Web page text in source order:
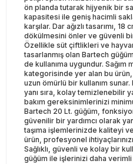
ön planda tutarak hijyenik bir
kapasitesi ile geniş hacimli
karşılar. Dar ağızlı tasarımı, 18
dökülmesini önler ve güvenli
Özellikle süt çiftlikleri ve
tasarlanmış olan Bartech
de kullanıma uygundur. Sağım
kategorisinde yer alan bu ürün,
uzun ömürlü bir kullanım sunar.
yanı sıra, kolay temizlenebilir
bakım gereksinimlerinizi
Bartech 20 Lt. güğüm,
güvenilir bir yardımcı olarak
taşıma işlemlerinizde kaliteyi
ürün, profesyonel
Sağlıklı, güvenli ve kolay bir
güğüm ile işlerinizi daha